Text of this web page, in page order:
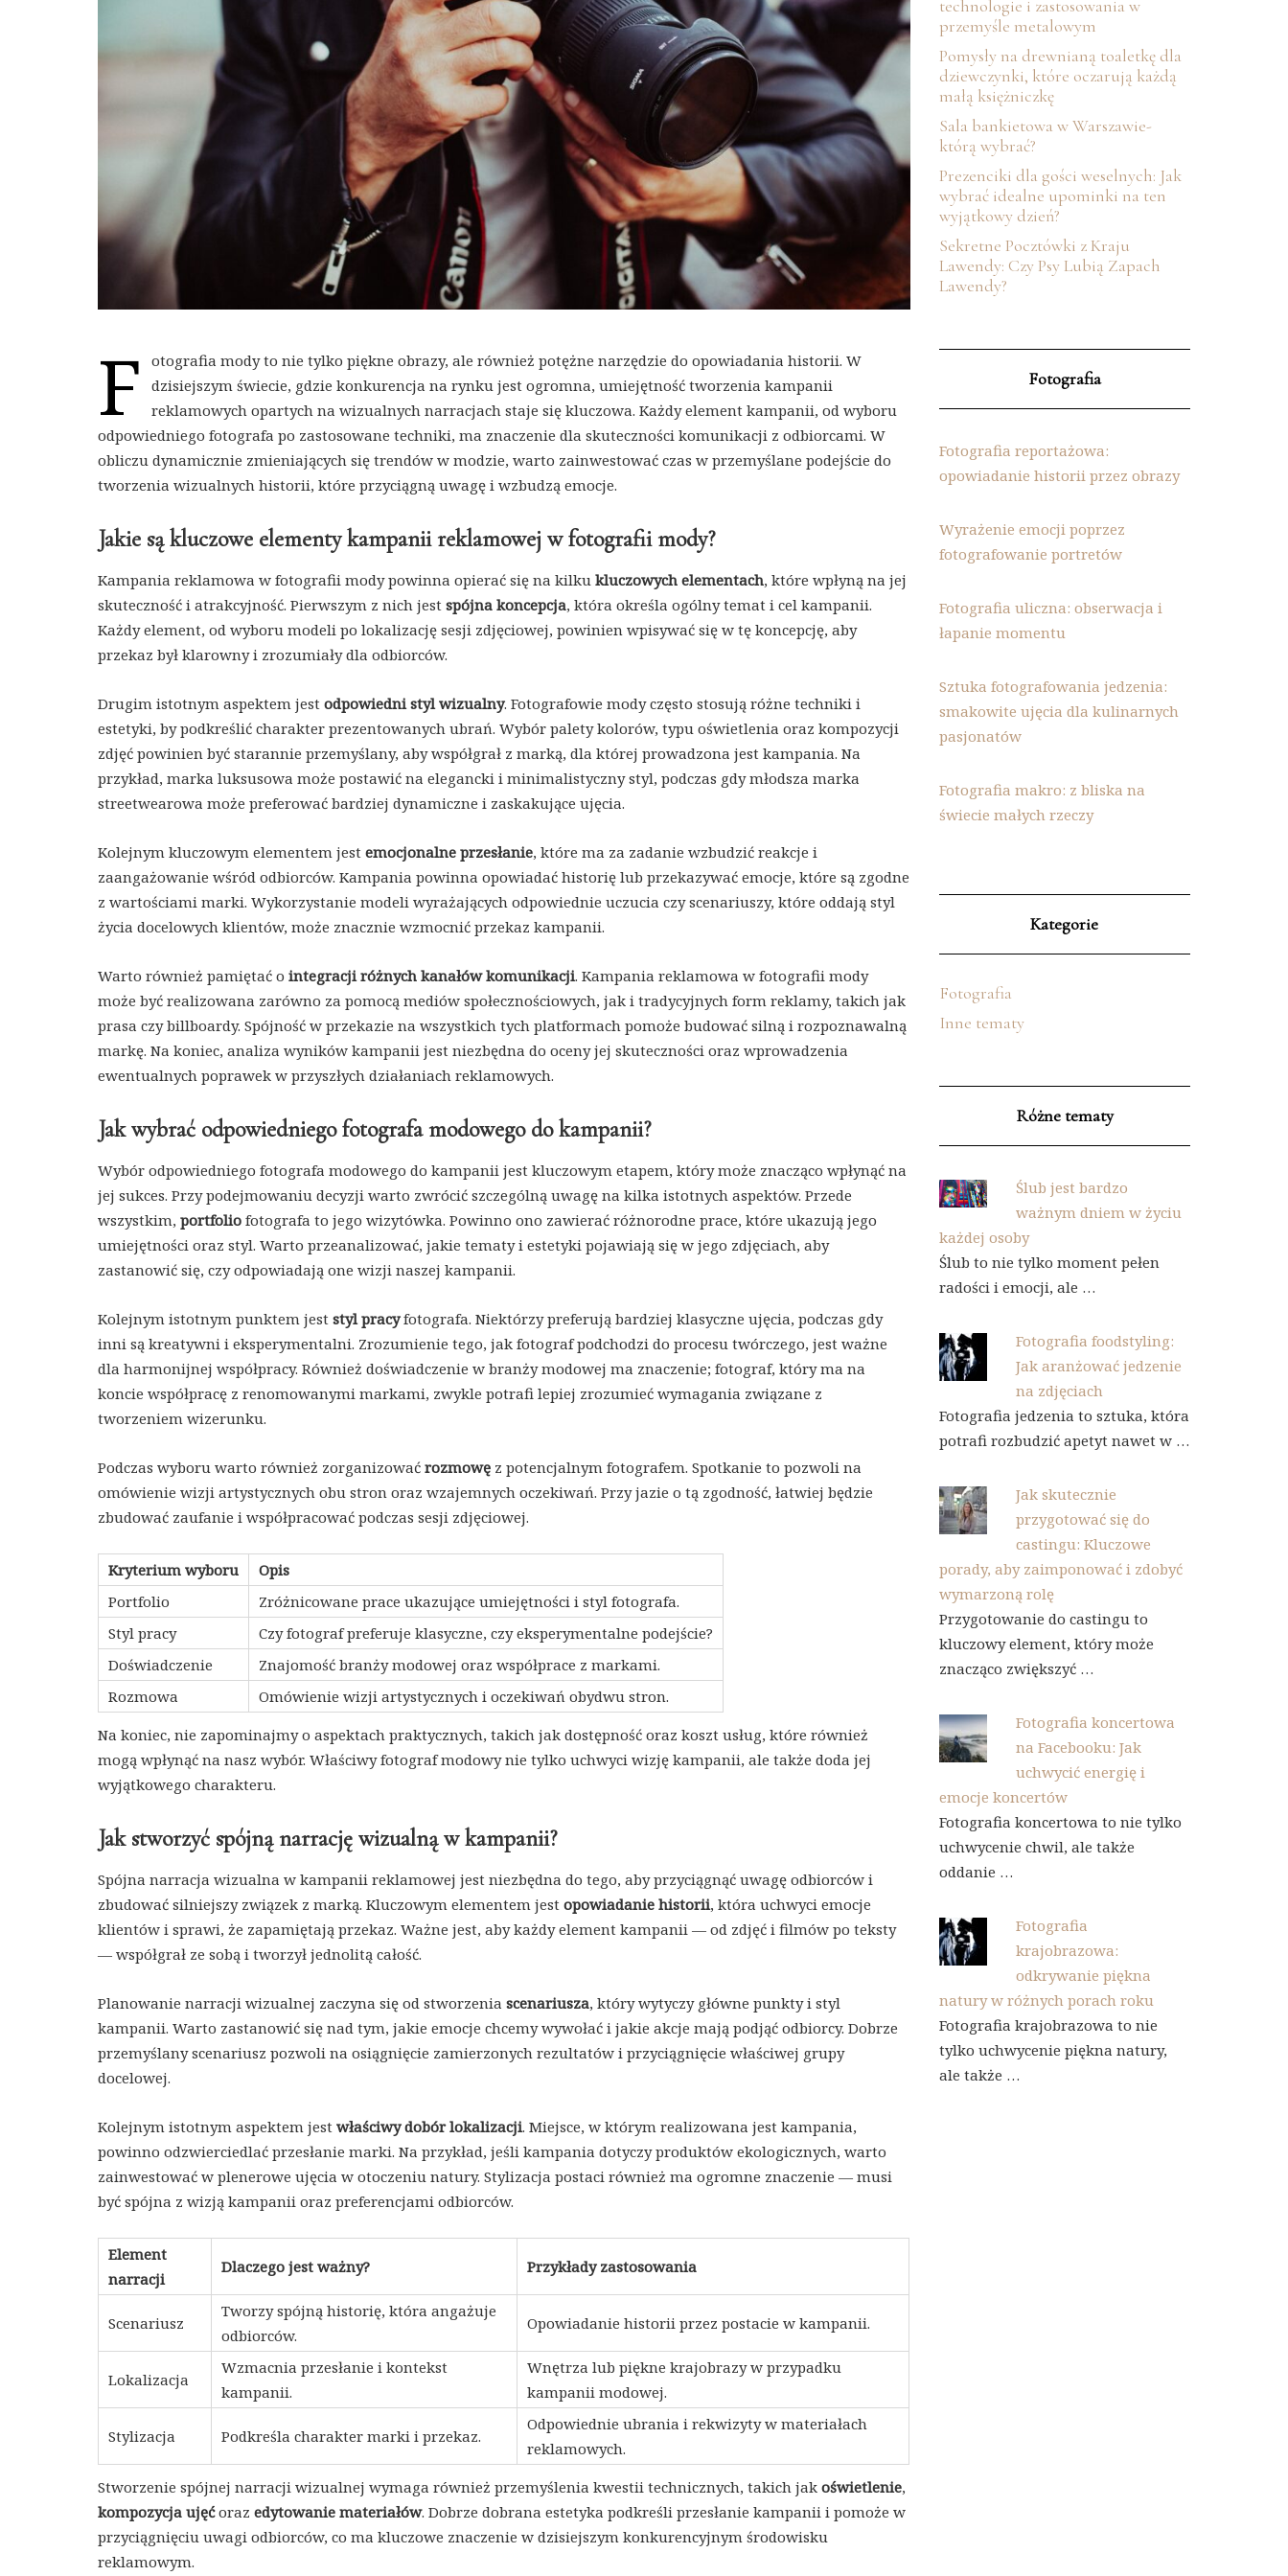
F
otografia mody to nie tylko piękne obrazy, ale również potężne narzędzie do opowiadania historii. W
dzisiejszym świecie, gdzie konkurencja na rynku jest ogromna, umiejętność tworzenia kampanii
reklamowych opartych na wizualnych narracjach staje się kluczowa. Każdy element kampanii, od wyboru
odpowiedniego fotografa po zastosowane techniki, ma znaczenie dla skuteczności komunikacji z odbiorcami. W
obliczu dynamicznie zmieniających się trendów w modzie, warto zainwestować czas w przemyślane podejście do
tworzenia wizualnych historii, które przyciągną uwagę i wzbudzą emocje.
Jakie są kluczowe elementy kampanii reklamowej w fotografii mody?
Kampania reklamowa w fotografii mody powinna opierać się na kilku kluczowych elementach, które wpłyną na jej
skuteczność i atrakcyjność. Pierwszym z nich jest spójna koncepcja, która określa ogólny temat i cel kampanii.
Każdy element, od wyboru modeli po lokalizację sesji zdjęciowej, powinien wpisywać się w tę koncepcję, aby
przekaz był klarowny i zrozumiały dla odbiorców.
Drugim istotnym aspektem jest odpowiedni styl wizualny. Fotografowie mody często stosują różne techniki i
estetyki, by podkreślić charakter prezentowanych ubrań. Wybór palety kolorów, typu oświetlenia oraz kompozycji
zdjęć powinien być starannie przemyślany, aby współgrał z marką, dla której prowadzona jest kampania. Na
przykład, marka luksusowa może postawić na elegancki i minimalistyczny styl, podczas gdy młodsza marka
streetwearowa może preferować bardziej dynamiczne i zaskakujące ujęcia.
Kolejnym kluczowym elementem jest emocjonalne przesłanie, które ma za zadanie wzbudzić reakcje i
zaangażowanie wśród odbiorców. Kampania powinna opowiadać historię lub przekazywać emocje, które są zgodne
z wartościami marki. Wykorzystanie modeli wyrażających odpowiednie uczucia czy scenariuszy, które oddają styl
życia docelowych klientów, może znacznie wzmocnić przekaz kampanii.
Warto również pamiętać o integracji różnych kanałów komunikacji. Kampania reklamowa w fotografii mody
może być realizowana zarówno za pomocą mediów społecznościowych, jak i tradycyjnych form reklamy, takich jak
prasa czy billboardy. Spójność w przekazie na wszystkich tych platformach pomoże budować silną i rozpoznawalną
markę. Na koniec, analiza wyników kampanii jest niezbędna do oceny jej skuteczności oraz wprowadzenia
ewentualnych poprawek w przyszłych działaniach reklamowych.
Jak wybrać odpowiedniego fotografa modowego do kampanii?
Wybór odpowiedniego fotografa modowego do kampanii jest kluczowym etapem, który może znacząco wpłynąć na
jej sukces. Przy podejmowaniu decyzji warto zwrócić szczególną uwagę na kilka istotnych aspektów. Przede
wszystkim, portfolio fotografa to jego wizytówka. Powinno ono zawierać różnorodne prace, które ukazują jego
umiejętności oraz styl. Warto przeanalizować, jakie tematy i estetyki pojawiają się w jego zdjęciach, aby
zastanowić się, czy odpowiadają one wizji naszej kampanii.
Kolejnym istotnym punktem jest styl pracyfotografa. Niektórzy preferują bardziej klasyczne ujęcia, podczas gdy
inni są kreatywni i eksperymentalni. Zrozumienie tego, jak fotograf podchodzi do procesu twórczego, jest ważne
dla harmonijnej współpracy. Również doświadczenie w branży modowej ma znaczenie; fotograf, który ma na
koncie współpracę z renomowanymi markami, zwykle potrafi lepiej zrozumieć wymagania związane z
tworzeniem wizerunku.
Podczas wyboru warto również zorganizować rozmowę z potencjalnym fotografem. Spotkanie to pozwoli na
omówienie wizji artystycznych obu stron oraz wzajemnych oczekiwań. Przy jazie o tą zgodność, łatwiej będzie
zbudować zaufanie i współpracować podczas sesji zdjęciowej.
Kryterium wyboru
Opis
Portfolio
Zróżnicowane prace ukazujące umiejętności i styl fotografa.
Styl pracy
Czy fotograf preferuje klasyczne, czy eksperymentalne podejście?
Doświadczenie
Znajomość branży modowej oraz współprace z markami.
Rozmowa
Omówienie wizji artystycznych i oczekiwań obydwu stron.
Na koniec, nie zapominajmy o aspektach praktycznych, takich jak dostępność oraz koszt usług, które również
mogą wpłynąć na nasz wybór. Właściwy fotograf modowy nie tylko uchwyci wizję kampanii, ale także doda jej
wyjątkowego charakteru.
Jak stworzyć spójną narrację wizualną w kampanii?
Spójna narracja wizualna w kampanii reklamowej jest niezbędna do tego, aby przyciągnąć uwagę odbiorców i
zbudować silniejszy związek z marką. Kluczowym elementem jest opowiadanie historii, która uchwyci emocje
klientów i sprawi, że zapamiętają przekaz. Ważne jest, aby każdy element kampanii — od zdjęć i filmów po teksty
— współgrał ze sobą i tworzył jednolitą całość.
Planowanie narracji wizualnej zaczyna się od stworzenia scenariusza, który wytyczy główne punkty i styl
kampanii. Warto zastanowić się nad tym, jakie emocje chcemy wywołać i jakie akcje mają podjąć odbiorcy. Dobrze
przemyślany scenariusz pozwoli na osiągnięcie zamierzonych rezultatów i przyciągnięcie właściwej grupy
docelowej.
Kolejnym istotnym aspektem jest właściwy dobór lokalizacji. Miejsce, w którym realizowana jest kampania,
powinno odzwierciedlać przesłanie marki. Na przykład, jeśli kampania dotyczy produktów ekologicznych, warto
zainwestować w plenerowe ujęcia w otoczeniu natury. Stylizacja postaci również ma ogromne znaczenie — musi
być spójna z wizją kampanii oraz preferencjami odbiorców.
Element
narracji
Dlaczego jest ważny? Przykłady zastosowania
Scenariusz
Tworzy spójną historię, która angażuje
odbiorców.
Opowiadanie historii przez postacie w kampanii.
Lokalizacja
Wzmacnia przesłanie i kontekst
kampanii.
Wnętrza lub piękne krajobrazy w przypadku
kampanii modowej.
Stylizacja Podkreśla charakter marki i przekaz.
Odpowiednie ubrania i rekwizyty w materiałach
reklamowych.
Stworzenie spójnej narracji wizualnej wymaga również przemyślenia kwestii technicznych, takich jak oświetlenie,
kompozycja ujęćoraz edytowanie materiałów. Dobrze dobrana estetyka podkreśli przesłanie kampanii i pomoże w
przyciągnięciu uwagi odbiorców, co ma kluczowe znaczenie w dzisiejszym konkurencyjnym środowisku
reklamowym.
technologie i zastosowania w
przemyśle metalowym
Pomysły na drewnianą toaletkę dla
dziewczynki, które oczarują każdą
małą księżniczkę
Sala bankietowa w Warszawie-
którą wybrać?
Prezenciki dla gości weselnych: Jak
wybrać idealne upominki na ten
wyjątkowy dzień?
Sekretne Pocztówki z Kraju
Lawendy: Czy Psy Lubią Zapach
Lawendy?
Fotografia
Fotografia reportażowa:
opowiadanie historii przez obrazy
Wyrażenie emocji poprzez
fotografowanie portretów
Fotografia uliczna: obserwacja i
łapanie momentu
Sztuka fotografowania jedzenia:
smakowite ujęcia dla kulinarnych
pasjonatów
Fotografia makro: z bliska na
świecie małych rzeczy
Kategorie
Fotografia
Inne tematy
Różne tematy
Ślub jest bardzo
ważnym dniem w życiu
każdej osoby
Ślub to nie tylko moment pełen
radości i emocji, ale …
Fotografia foodstyling:
Jak aranżować jedzenie
na zdjęciach
Fotografia jedzenia to sztuka, która
potrafi rozbudzić apetyt nawet w …
Jak skutecznie
przygotować się do
castingu: Kluczowe
porady, aby zaimponować i zdobyć
wymarzoną rolę
Przygotowanie do castingu to
kluczowy element, który może
znacząco zwiększyć …
Fotografia koncertowa
na Facebooku: Jak
uchwycić energię i
emocje koncertów
Fotografia koncertowa to nie tylko
uchwycenie chwil, ale także
oddanie …
Fotografia
krajobrazowa:
odkrywanie piękna
natury w różnych porach roku
Fotografia krajobrazowa to nie
tylko uchwycenie piękna natury,
ale także …